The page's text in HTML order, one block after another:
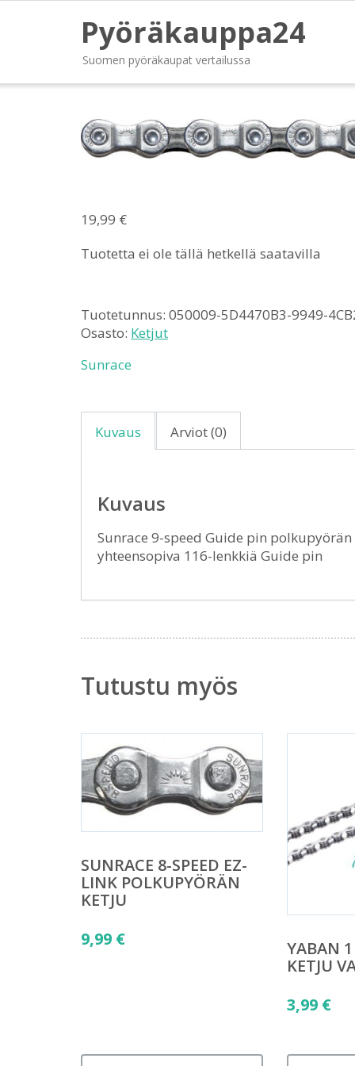
Pyöräkauppa24
Suomen pyöräkaupat vertailussa
19,99 €
Tuotetta ei ole tällä hetkellä saatavilla
Tuotetunnus: 050009-5D4470B3-9949-
Osasto: Ketjut
Sunrace
Kuvaus Arviot (0)
Kuvaus
Sunrace 9-speed Guide pin
yhteensopiva 116-lenkkiä Guide pin
Tutustu myös
SUNRACE 8-SPEED EZ-
LINK POLKUPYÖRÄN
KETJU
9,99 €
YABAN
KETJU
3,99 €